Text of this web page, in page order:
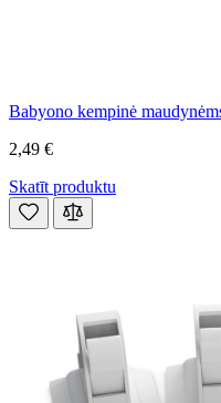
Babyono kempinė
2,49 €
Skatīt produktu